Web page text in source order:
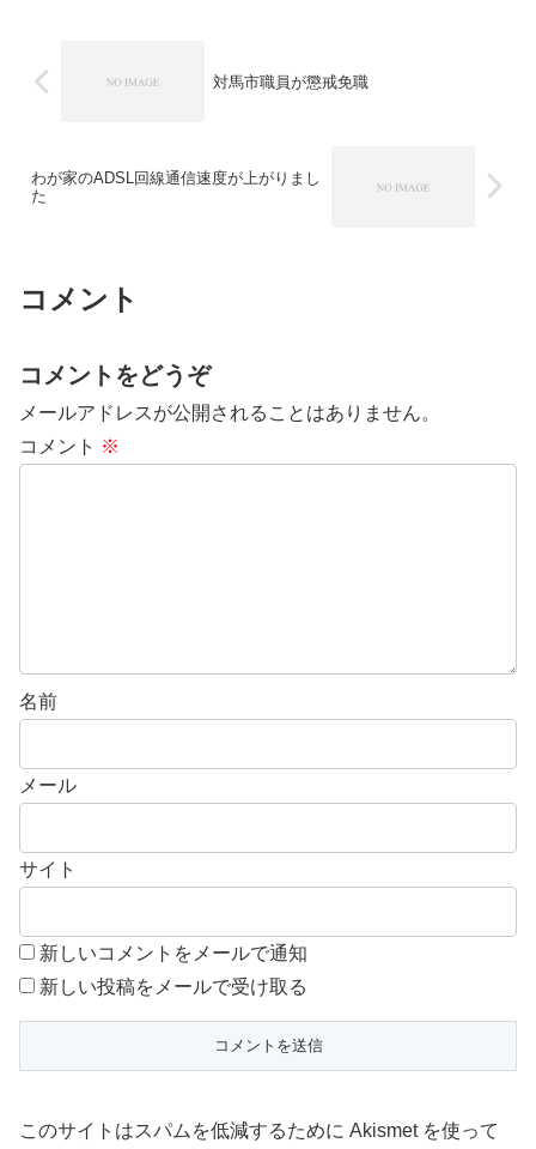
対馬市職員が懲戒免職
わが家のADSL回線通信速度が上がりまし
た
コメント
コメントをどうぞ
メールアドレスが公開されることはありません。
コメント ※
名前
メール
サイト
新しいコメントをメールで通知
新しい投稿をメールで受け取る
このサイトはスパムを低減するために Akismet を使って